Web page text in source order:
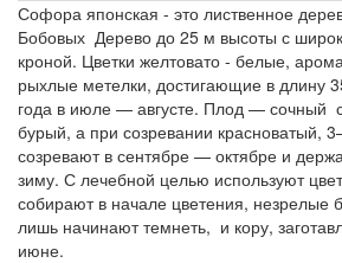
Софора японская - это лиственное
Бобовых Дерево до 25 м высоты с
кроной. Цветки желтовато - белые,
рыхлые метелки, достигающие в длину
года в июле — августе. Плод — сочный
бурый, а при созревании красноватый,
созревают в сентябре — октябре и
зиму. С лечебной целью используют
собирают в начале цветения, незрелые
лишь начинают темнеть, и кору,
июне.